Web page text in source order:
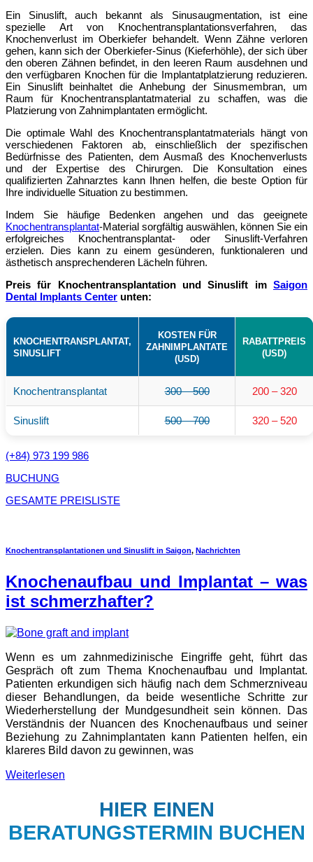
Ein Sinuslift, auch bekannt als Sinusaugmentation, ist eine
spezielle Art von Knochentransplantationsverfahren, das
Knochenverlust im Oberkiefer behandelt. Wenn Zähne verloren
gehen, kann sich der Oberkiefer-Sinus (Kieferhöhle), der sich über
den oberen Zähnen befindet, in den leeren Raum ausdehnen und
den verfügbaren Knochen für die Implantatplatzierung reduzieren.
Ein Sinuslift beinhaltet die Anhebung der Sinusmembran, um
Raum für Knochentransplantatmaterial zu schaffen, was die
Platzierung von Zahnimplantaten ermöglicht.
Die optimale Wahl des Knochentransplantatmaterials hängt von
verschiedenen Faktoren ab, einschließlich der spezifischen
Bedürfnisse des Patienten, dem Ausmaß des Knochenverlusts
und der Expertise des Chirurgen. Die Konsultation eines
qualifizierten Zahnarztes kann Ihnen helfen, die beste Option für
Ihre individuelle Situation zu bestimmen.
Indem Sie häufige Bedenken angehen und das geeignete
Knochentransplantat-Material sorgfältig auswählen, können Sie ein
erfolgreiches Knochentransplantat- oder Sinuslift-Verfahren
erzielen. Dies kann zu einem gesünderen, funktionaleren und
ästhetisch ansprechenderen Lächeln führen.
Preis für Knochentransplantation und Sinuslift im Saigon
Dental Implants Center unten:
KNOCHENTRANSPLANTAT,
SINUSLIFT
KOSTEN FÜR
ZAHNIMPLANTATE
(USD)
RABATTPREIS
(USD)
Knochentransplantat 300 – 500 200 – 320
Sinuslift 500 – 700 320 – 520
(+84) 973 199 986
BUCHUNG
GESAMTE PREISLISTE
Knochentransplantationen und Sinuslift in Saigon, Nachrichten
Knochenaufbau und Implantat – was
ist schmerzhafter?
Wenn es um zahnmedizinische Eingriffe geht, führt das
Gespräch oft zum Thema Knochenaufbau und Implantat.
Patienten erkundigen sich häufig nach dem Schmerzniveau
dieser Behandlungen, da beide wesentliche Schritte zur
Wiederherstellung der Mundgesundheit sein können. Das
Verständnis der Nuancen des Knochenaufbaus und seiner
Beziehung zu Zahnimplantaten kann Patienten helfen, ein
klareres Bild davon zu gewinnen, was
Weiterlesen
HIER EINEN
BERATUNGSTERMIN BUCHEN